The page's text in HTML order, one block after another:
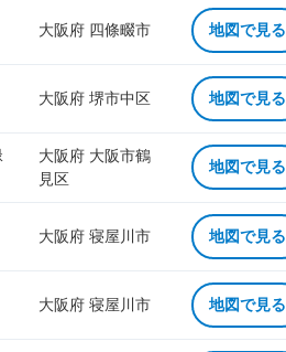
大阪府 四條畷市 地図で見る
大阪府 堺市中区 地図で見る
大阪府 大阪市鶴
見区
地図で見る
大阪府 寝屋川市 地図で見る
大阪府 寝屋川市 地図で見る